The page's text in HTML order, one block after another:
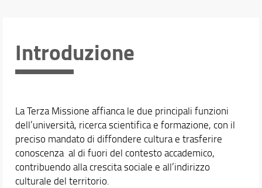
Didattica
Docenti
Ricerca
Introduzione
Enlighting Mind
Webinars
Altri Eventi
Introduzione
La Terza Missione affianca le due principali funzioni
dell’università, ricerca scientifica e formazione, con il
preciso mandato di diffondere cultura e trasferire
conoscenza al di fuori del contesto accademico,
contribuendo alla crescita sociale e all’indirizzo
culturale del territorio.